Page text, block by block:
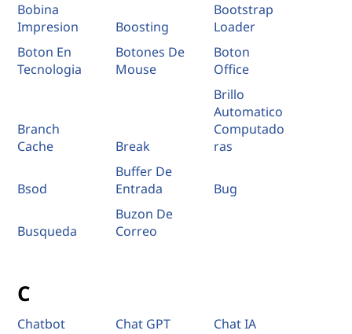
Bobina
Impresion
Boosting
Bootstrap
Loader
Boton En
Tecnologia
Botones De
Mouse
Boton
Office
Branch
Cache
Break
Brillo
Automatico
Computado
ras
Bsod
Buffer De
Entrada
Bug
Busqueda
Buzon De
Correo
C
Chatbot Chat GPT Chat IA